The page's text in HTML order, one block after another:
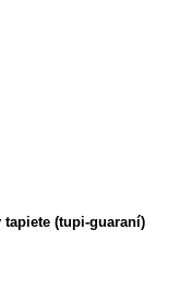
(tupi-guaraní)